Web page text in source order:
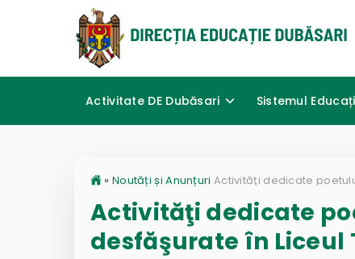
Activitate DE Dubăsari Sistemul
» Noutăți și Anunțuri
Activităţi dedicate
desfăşurate în Liceul